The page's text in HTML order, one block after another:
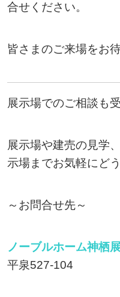
合せください。
皆さまのご来場をお
展示場でのご相談も
展示場や建売の見学
示場までお気軽にどう
～お問合せ先～
ノーブルホーム神栖
平泉527-104